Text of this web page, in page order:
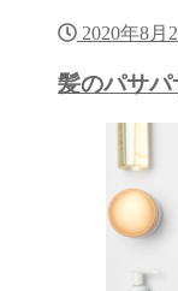
2020年8月
髪のパサ